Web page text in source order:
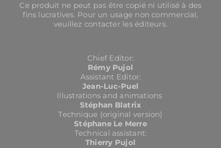
Ce produit ne peut pas être copié ni utilisé à des
fins lucratives. Pour un usage non commercial,
veuillez contacter les éditeurs.
Chief Editor:
Rémy Pujol
Assistant Editor:
Jean-Luc-Puel
Illustrations and animations
Stéphan Blatrix
Technique (original version)
Stéphane Le Merre
Technical assistant:
Thierry Pujol